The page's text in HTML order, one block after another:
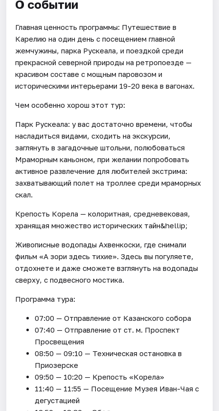
О событии
Главная ценность программы: Путешествие в
Карелию на один день с посещением главной
жемчужины, парка Рускеала, и поездкой среди
прекрасной северной природы на ретропоезде —
красивом составе с мощным паровозом и
историческими интерьерами 19-20 века в вагонах.
Чем особенно хорош этот тур:
Парк Рускеала: у вас достаточно времени, чтобы
насладиться видами, сходить на экскурсии,
заглянуть в загадочные штольни, полюбоваться
Мраморным каньоном, при желании попробовать
активное развлечение для любителей экстрима:
захватывающий полет на троллее среди мраморных
скал.
Крепость Корела — колоритная, средневековая,
хранящая множество исторических тайн&hellip;
Живописные водопады Ахвенкоски, где снимали
фильм «А зори здесь тихие». Здесь вы погуляете,
отдохнете и даже сможете взглянуть на водопады
сверху, с подвесного мостика.
Программа тура:
07:00 — Отправление от Казанского собора
07:40 — Отправление от ст. м. Проспект
Просвещения
08:50 — 09:10 — Техническая остановка в
Приозерске
09:50 — 10:20 — Крепость «Корела»
11:40 — 11:55 — Посещение Музея Иван-Чая с
дегустацией